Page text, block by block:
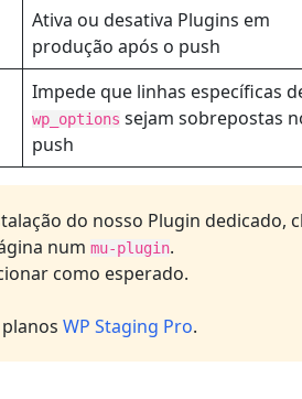
Ativa ou desativa Plugins em
produção após o push
Impede que linhas específicas
wp_options sejam sobrepostas
push
do nosso Plugin dedicado,
num mu-plugin.
como esperado.
WP Staging Pro.